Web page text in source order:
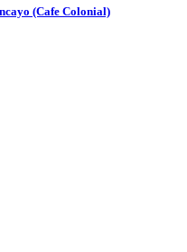
(Cafe Colonial)